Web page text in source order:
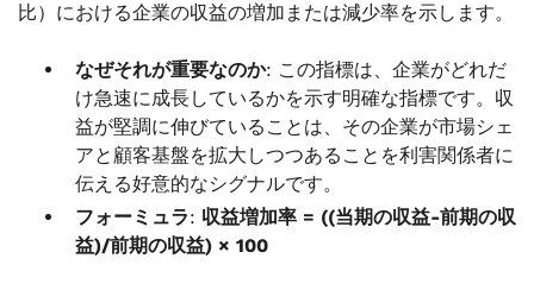
比）における企業の収益の増加または減少率を示します。
なぜそれが重要なのか: この指標は、企業がどれだ
け急速に成長しているかを示す明確な指標です。収
益が堅調に伸びていることは、その企業が市場シェ
アと顧客基盤を拡大しつつあることを利害関係者に
伝える好意的なシグナルです。
フォーミュラ: 収益増加率 = ((当期の収益-前期の収
益)/前期の収益) × 100